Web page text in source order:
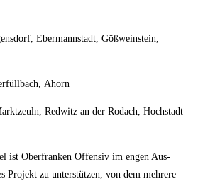
Eber­mann­stadt, Göß­wein­stein,
Ahorn
Red­witz an der Rodach, Hoch­stadt
ist Ober­fran­ken Offen­siv im engen Aus­
Pro­jekt zu unter­stüt­zen, von dem meh­re­re